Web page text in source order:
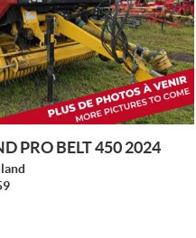
PRO BELT 450 2024